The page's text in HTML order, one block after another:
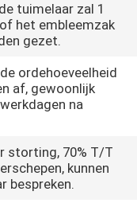
tuimelaar zal 1
het embleemzak
gezet.
ordehoeveelheid
af, gewoonlijk
na
storting, 70% T/T
kunnen
bespreken.